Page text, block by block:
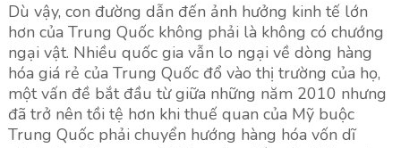
Dù vậy, con đường dẫn đến ảnh hưởng kinh tế lớn
hơn của Trung Quốc không phải là không có chướng
ngại vật. Nhiều quốc gia vẫn lo ngại về dòng hàng
hóa giá rẻ của Trung Quốc đổ vào thị trường của họ,
một vấn đề bắt đầu từ giữa những năm 2010 nhưng
đã trở nên tồi tệ hơn khi thuế quan của Mỹ buộc
Trung Quốc phải chuyển hướng hàng hóa vốn dĩ